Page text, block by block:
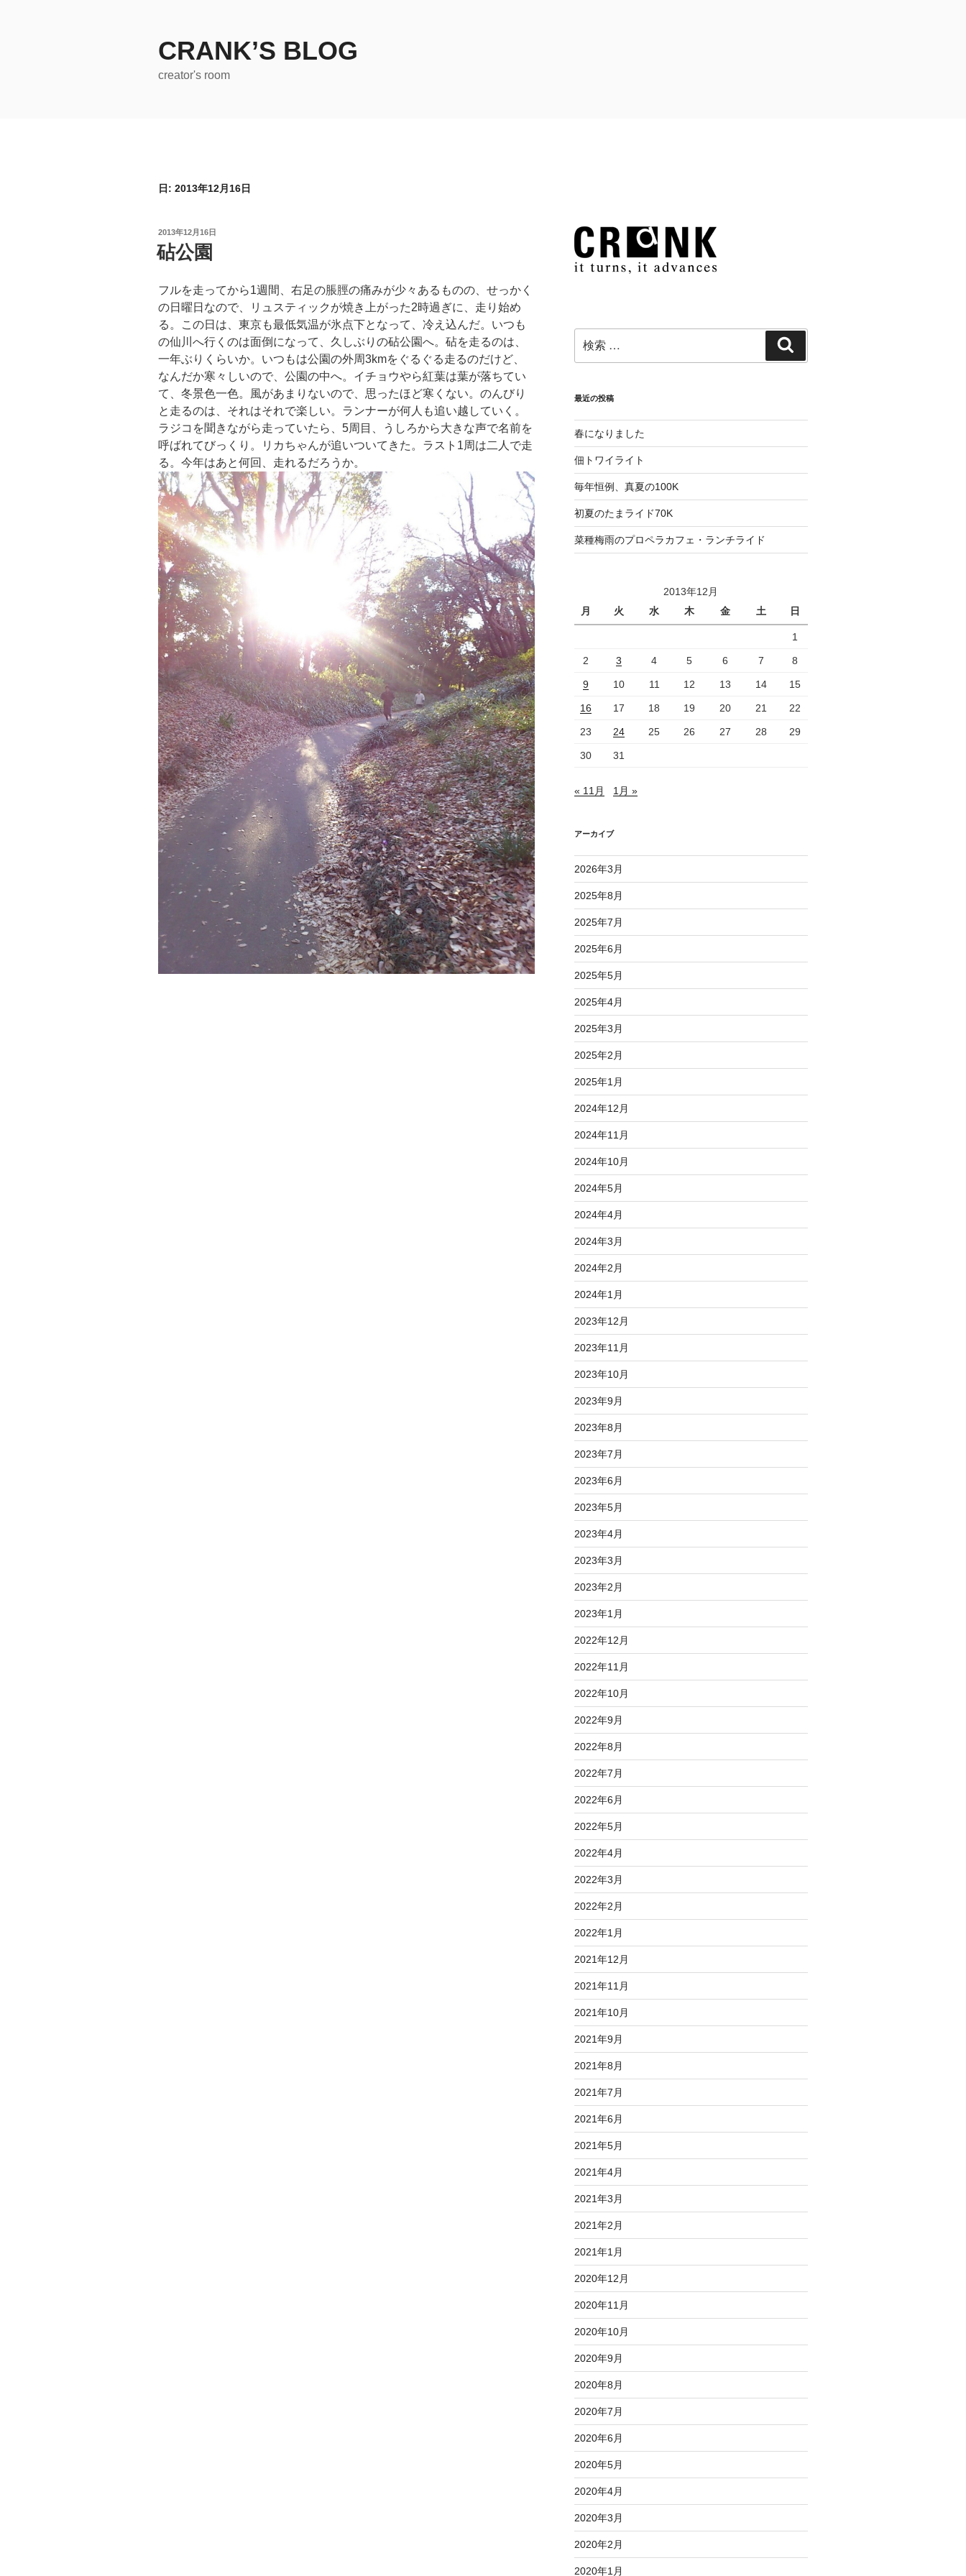
CRANK’S BLOG
creator's room
日: 2013年12月16日
投
稿
日:
2013年12月16日
砧公園
フルを走ってから1週間、右足の脹脛の痛みが少々あるものの、せっかく
の日曜日なので、リュスティックが焼き上がった2時過ぎに、走り始め
る。この日は、東京も最低気温が氷点下となって、冷え込んだ。いつも
の仙川へ行くのは面倒になって、久しぶりの砧公園へ。砧を走るのは、
一年ぶりくらいか。いつもは公園の外周3kmをぐるぐる走るのだけど、
なんだか寒々しいので、公園の中へ。イチョウやら紅葉は葉が落ちてい
て、冬景色一色。風があまりないので、思ったほど寒くない。のんびり
と走るのは、それはそれで楽しい。ランナーが何人も追い越していく。
ラジコを聞きながら走っていたら、5周目、うしろから大きな声で名前を
呼ばれてびっくり。リカちゃんが追いついてきた。ラスト1周は二人で走
る。今年はあと何回、走れるだろうか。
索:
索
最近の投稿
春になりました
佃トワイライト
毎年恒例、真夏の100K
初夏のたまライド70K
菜種梅雨のプロペラカフェ・ランチライド
2013年12月
月
火 水 木 金 土 日
1
2 3 4 5 6 7 8
9 10 11 12 13 14 15
16 17 18 19 20 21 22
23 24 25 26 27 28 29
30 31
« 11月 1月 »
アーカイブ
2026年3月
2025年8月
2025年7月
2025年6月
2025年5月
2025年4月
2025年3月
2025年2月
2025年1月
2024年12月
2024年11月
2024年10月
2024年5月
2024年4月
2024年3月
2024年2月
2024年1月
2023年12月
2023年11月
2023年10月
2023年9月
2023年8月
2023年7月
2023年6月
2023年5月
2023年4月
2023年3月
2023年2月
2023年1月
2022年12月
2022年11月
2022年10月
2022年9月
2022年8月
2022年7月
2022年6月
2022年5月
2022年4月
2022年3月
2022年2月
2022年1月
2021年12月
2021年11月
2021年10月
2021年9月
2021年8月
2021年7月
2021年6月
2021年5月
2021年4月
2021年3月
2021年2月
2021年1月
2020年12月
2020年11月
2020年10月
2020年9月
2020年8月
2020年7月
2020年6月
2020年5月
2020年4月
2020年3月
2020年2月
2020年1月